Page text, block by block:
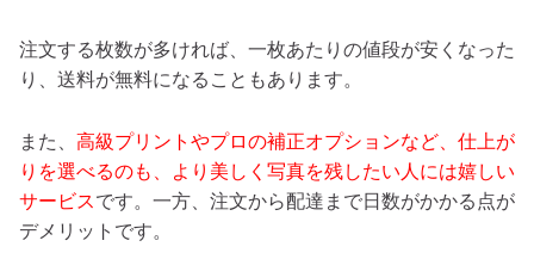
注文する枚数が多ければ、一枚あたりの値段が安くなった
り、送料が無料になることもあります。
また、 高級プリントやプロの補正オプションなど、仕上が
りを選べるのも、より美しく写真を残したい人には嬉しい
サービスです。一方、注文から配達まで日数がかかる点が
デメリットです。